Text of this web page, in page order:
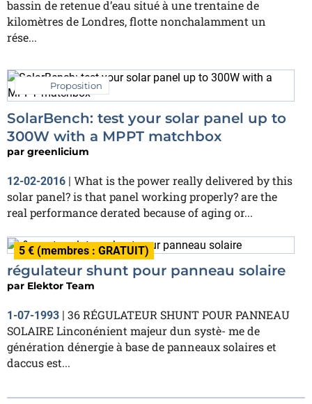
bassin de retenue d’eau situé à une trentaine de
kilomètres de Londres, flotte nonchalamment un
rése...
Proposition
SolarBench: test your solar panel up to
300W with a MPPT matchbox
par greenlicium
12-02-2016 | What is the power really delivered by this
solar panel? is that panel working properly? are the
real performance derated because of aging or...
5 € (membres : GRATUIT)
régulateur shunt pour panneau solaire
par Elektor Team
1-07-1993 | 36 RÉGULATEUR SHUNT POUR PANNEAU
SOLAIRE Linconénient majeur dun systè- me de
génération dénergie à base de panneaux solaires et
daccus est...